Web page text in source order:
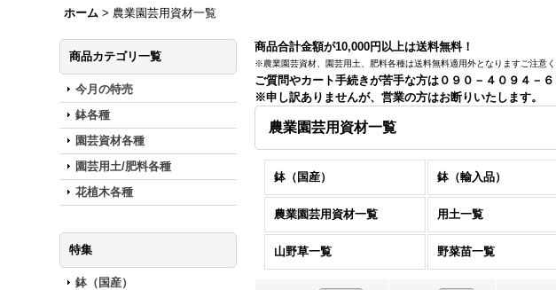
ホーム > 農業園芸用資材一覧
商品カテゴリ一覧
今月の特売
鉢各種
園芸資材各種
園芸用土/肥料各種
花植木各種
特集
鉢（国産）
商品合計金額が10,000円以上は送料無料！
※農業園芸資材、園芸用土、肥料各種は送料無料適用外となりますご注意く
ご質問やカート手続きが苦手な方は０９０－４０９４－
※申し訳ありませんが、営業の方はお断りいたします。
農業園芸用資材一覧
鉢（国産） 鉢（輸入品）
農業園芸用資材一覧 用土一覧
山野草一覧 野菜苗一覧